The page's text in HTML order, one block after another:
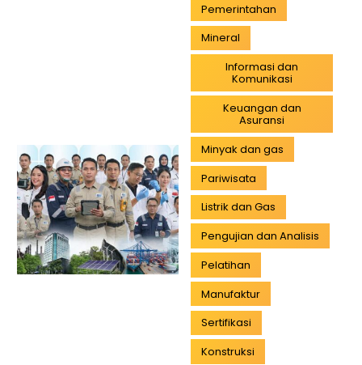
Pemerintahan
Mineral
Informasi dan
Komunikasi
Keuangan dan
Asuransi
Minyak dan gas
Pariwisata
Listrik dan Gas
Pengujian dan Analisis
Pelatihan
Manufaktur
Sertifikasi
Konstruksi